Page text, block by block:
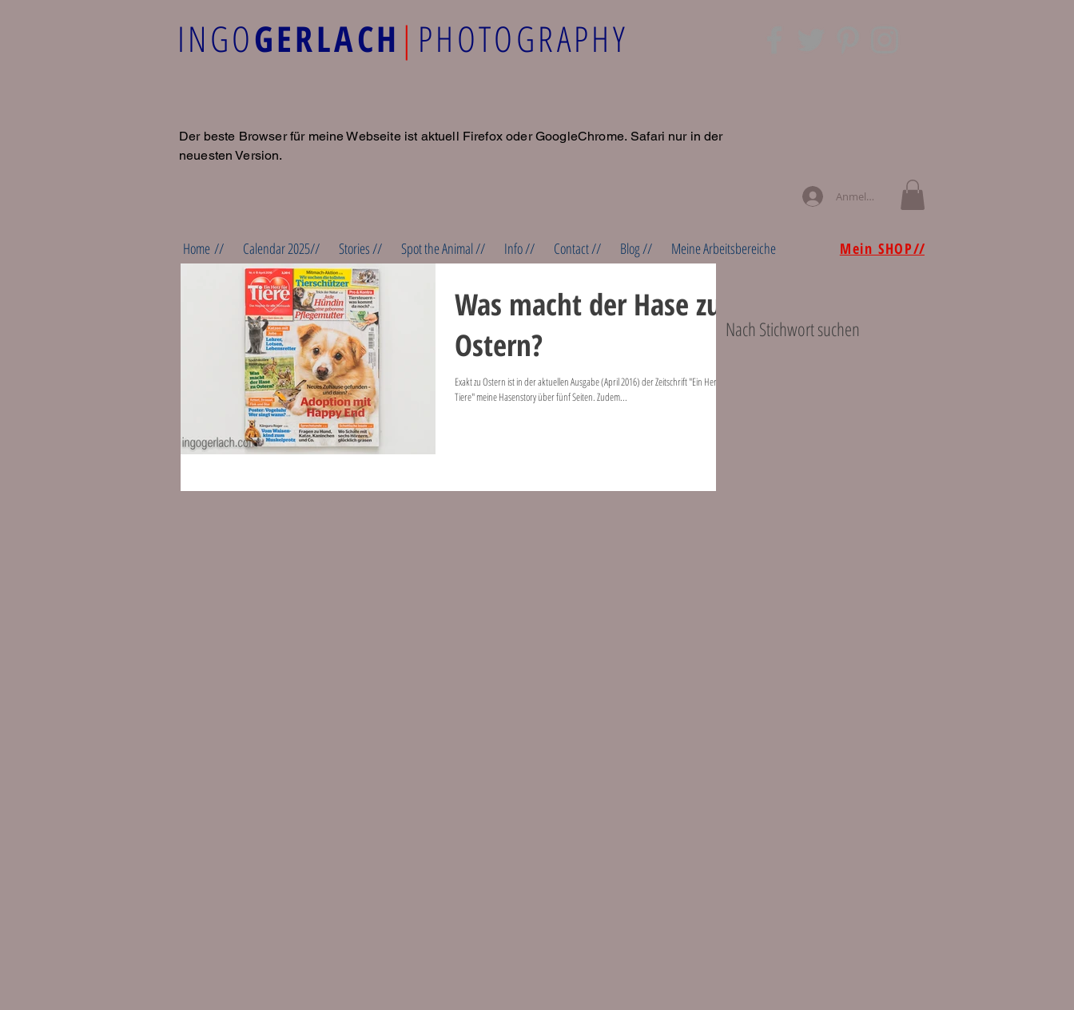
INGOGERLACH | PHOTOGRAPHY
Der beste Browser für meine Webseite ist aktuell Firefox oder GoogleChrome. Safari nur in der
neuesten Version.
Anmelden
Home // Calendar 2025// Stories // Spot the Animal // Info // Contact // Blog // Meine Arbeitsbereiche Mein SHOP//
Was macht der Hase zu
Ostern?
Exakt zu Ostern ist in der aktuellen Ausgabe (April 2016) der Zeitschrift "Ein Herz für
Tiere" meine Hasenstory über fünf Seiten. Zudem...
Nach Stichwort suchen